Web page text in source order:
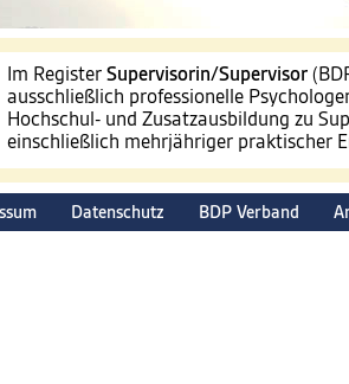
Im Register Supervisorin/Supervisor
ausschließlich professionelle
Hochschul- und Zusatzausbildung zu
einschließlich mehrjähriger praktischer
Datenschutz BDP Verband